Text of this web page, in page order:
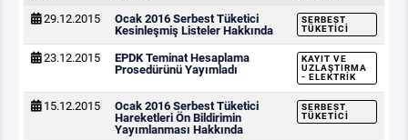
DUYURULAR
BT HİZMET YÖNETİM SİSTEMİ POLİTİKAMIZ
29.12.2015
Ocak 2016 Serbest Tüketici
Kesinleşmiş Listeler Hakkında
SERBEST
TÜKETICI
23.12.2015
EPDK Teminat Hesaplama
Prosedürünü Yayımladı
KAYIT VE
UZLAŞTIRMA
- ELEKTRIK
15.12.2015
Ocak 2016 Serbest Tüketici
Hareketleri Ön Bildirimin
Yayımlanması Hakkında
SERBEST
TÜKETICI